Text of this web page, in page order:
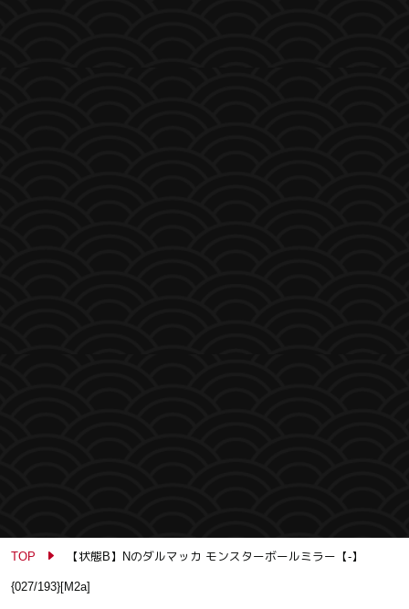
TOP 【状態B】Nのダルマッカ モンスターボールミラー【-】
{027/193}[M2a]